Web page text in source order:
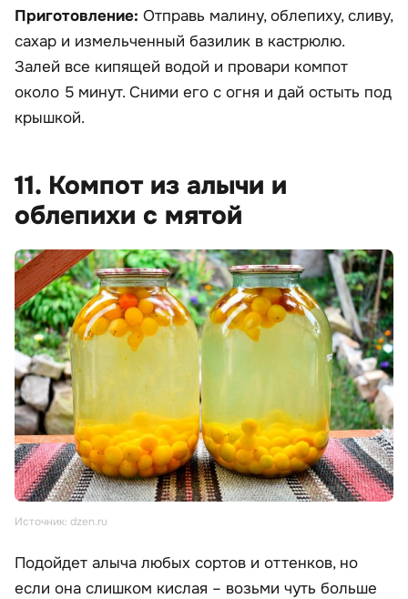
Приготовление: Отправь малину, облепиху, сливу,
сахар и измельченный базилик в кастрюлю.
Залей все кипящей водой и провари компот
около 5 минут. Сними его с огня и дай остыть под
крышкой.
11. Компот из алычи и
облепихи с мятой
Источник: dzen.ru
Подойдет алыча любых сортов и оттенков, но
если она слишком кислая – возьми чуть больше